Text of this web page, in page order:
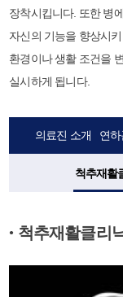
장착시킵니다. 또한 병
자신의 기능을 향상시
환경이나 생활 조건을
실시하게 됩니다.
의료진 소개 연
척추재활
● 척추재활클리